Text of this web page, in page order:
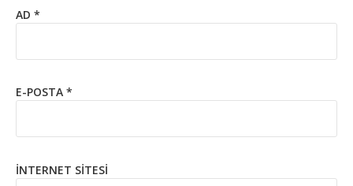
AD *
E-POSTA *
İNTERNET SITESI